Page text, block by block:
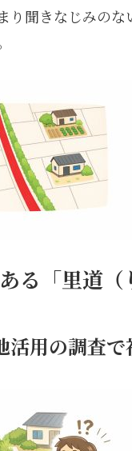
り聞きなじみの
る「里道（
活用の調査